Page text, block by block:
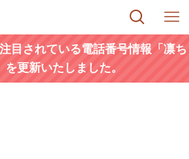
目されている電話番号情報「凛ち
を更新いたしました。